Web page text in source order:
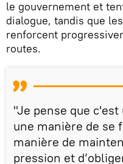
le gouvernement et
dialogue, tandis que
renforcent
routes.
"Je pense que
une manière de se
manière de
pression et